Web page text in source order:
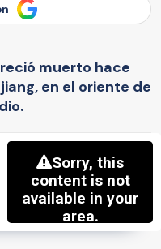
muerto hace
en el oriente de